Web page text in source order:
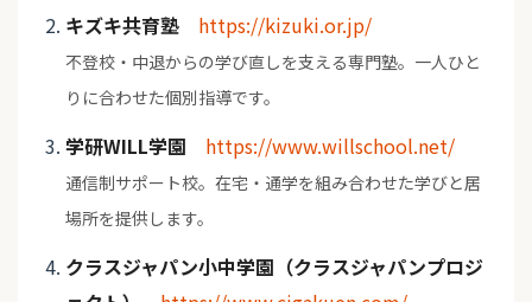
キズキ共育塾 https://kizuki.or.jp/
不登校・中退からの学び直しを支える専門塾。一人ひと
りに合わせた個別指導です。
学研WILL学園 https://www.willschool.net/
通信制サポート校。在宅・通学を組み合わせた学びと居
場所を提供します。
クラスジャパン小中学園（クラスジャパンプロジ